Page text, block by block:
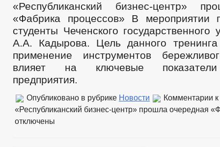
«Республиканский бизнес-центр»
«Фабрика процессов» В мероприятии
студенты Чеченского государственного
А.А. Кадырова. Цель данного тренинга
применение инструментов
влияет на ключевые показатели
предприятия.
Опубликовано в рубрике Новости Комментарии
«Республиканский бизнес-центр» прошла очередная
отключены